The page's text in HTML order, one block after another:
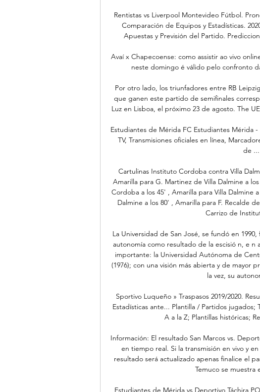
Rentistas vs Liverpool Montevideo Fútbol.
Comparación de Equipos y Estadísticas.
Apuestas y Previsión del Partido.
Avaí x Chapecoense: como assistir ao vivo
neste domingo é válido pelo confronto
Por otro lado, los triunfadores entre RB
que ganen este partido de semifinales
Luz en Lisboa, el próximo 23 de agosto. The
Estudiantes de Mérida FC Estudiantes Mérida
TV, Transmisiones oficiales en línea,
de ...
Cartulinas Instituto Cordoba contra Villa
Amarilla para G. Martinez de Villa Dalmine a
Cordoba a los 45' , Amarilla para Villa Dalmine
Dalmine a los 80' , Amarilla para F. Recalde
Carrizo de
La Universidad de San José, se fundó en
autonomía como resultado de la escisió n, e
importante: la Universidad Autónoma de
(1976); con una visión más abierta y de mayor
la vez, su
Sportivo Luqueño » Traspasos 2019/2020.
Estadísticas ante... Plantilla / Partidos
A a la Z; Plantillas históricas;
Información: El resultado San Marcos vs.
en tiempo real. Si la transmisión en vivo y
resultado será actualizado apenas finalice el
Temuco se muestra
Estudiantes de Mérida vs Deportivo Táchira